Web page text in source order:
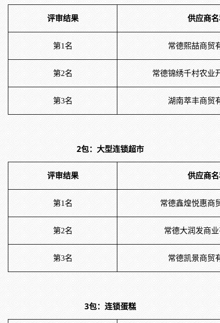
评审结果 供应商
第1名 常德熙喆商贸
第2名 常德锦绣千村农业
第3名 湖南萃丰商贸
2包：大型连锁超市
评审结果 供应商
第1名 常德鑫煌悦惠商
第2名 常德大润发商
第3名 常德凯景商贸
3包：连锁蛋糕